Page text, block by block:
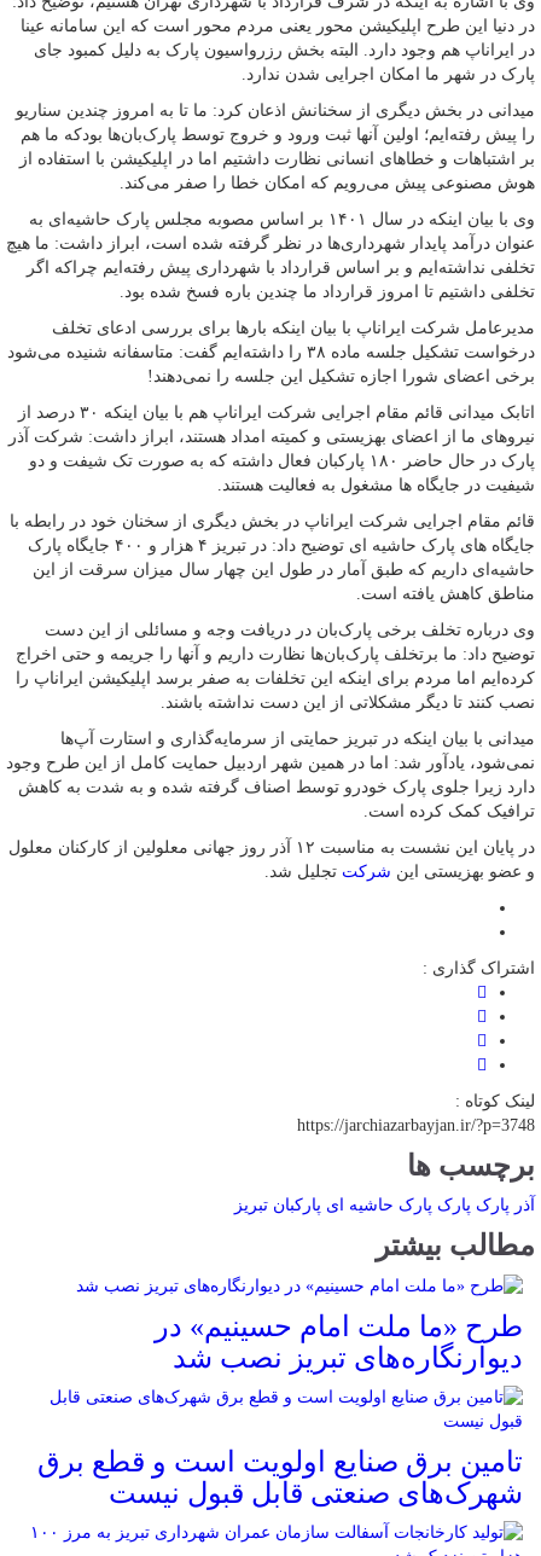
در دنیا این طرح اپلیکیشن محور یعنی مردم محور است که این سامانه عینا
در ایراناپ هم وجود دارد. البته بخش رزرواسیون پارک به دلیل کمبود جای
پارک در شهر ما امکان اجرایی شدن ندارد.
میدانی در بخش دیگری از سخنانش اذعان کرد: ما تا به امروز چندین سناریو
را پیش رفته‌ایم؛ اولین آنها ثبت ورود و خروج توسط پارک‌بان‌ها بودکه ما هم
بر اشتباهات و خطاهای انسانی نظارت داشتیم اما در اپلیکیشن با استفاده از
هوش مصنوعی پیش می‌رویم که امکان خطا را صفر می‌کند.
وی با بیان اینکه در سال ۱۴۰۱ بر اساس مصوبه مجلس پارک حاشیه‌ای به
عنوان درآمد پایدار شهرداری‌ها در نظر گرفته شده است، ابراز داشت: ما هیچ
تخلفی نداشته‌ایم و بر اساس قرارداد با شهرداری پیش رفته‌ایم چراکه اگر
تخلفی داشتیم تا امروز قرارداد ما چندین باره فسخ شده بود.
مدیرعامل شرکت ایراناپ با بیان اینکه بارها برای بررسی ادعای تخلف
درخواست تشکیل جلسه ماده ۳۸ را داشته‌ایم گفت: متاسفانه شنیده می‌شود
برخی اعضای شورا اجازه تشکیل این جلسه را نمی‌دهند!
اتابک میدانی قائم مقام اجرایی شرکت ایراناپ هم با بیان اینکه ۳۰ درصد از
نیروهای ما از اعضای بهزیستی و کمیته امداد هستند، ابراز داشت: شرکت آذر
پارک در حال حاضر ۱۸۰ پارکبان فعال داشته که به صورت تک شیفت و دو
شیفیت در جایگاه ها مشغول به فعالیت هستند.
قائم مقام اجرایی شرکت ایراناپ در بخش دیگری از سخنان خود در رابطه با
جایگاه های پارک حاشیه ای توضیح داد: در تبریز ۴ هزار و ۴۰۰ جایگاه پارک
حاشیه‌ای داریم که طبق آمار در طول این چهار سال میزان سرقت از این
مناطق کاهش یافته است.
وی درباره تخلف برخی پارک‌بان در دریافت وجه و مسائلی از این دست
توضیح داد: ما برتخلف پارک‌بان‌ها نظارت داریم و آنها را جریمه و حتی اخراج
کرده‌ایم اما مردم برای اینکه این تخلفات به صفر برسد اپلیکیشن ایراناپ را
نصب کنند تا دیگر مشکلاتی از این دست نداشته باشند.
میدانی با بیان اینکه در تبریز حمایتی از سرمایه‌گذاری و استارت آپ‌ها
نمی‌شود، یادآور شد: اما در همین شهر اردبیل حمایت کامل از این طرح وجود
دارد زیرا جلوی پارک خودرو توسط اصناف گرفته شده و به شدت به کاهش
ترافیک کمک کرده است.
در پایان این نشست به مناسبت ۱۲ آذر روز جهانی معلولین از کارکنان معلول
و عضو بهزیستی این شرکت تجلیل شد.
اشتراک گذاری :
لینک کوتاه :
https://jarchiazarbayjan.ir/?p=3748
برچسب ها
آذر پارک پارک پارک حاشیه ای پارکبان تبریز
مطالب بیشتر
طرح «ما ملت امام حسینیم» در
دیوارنگاره‌های تبریز نصب شد
تامین برق صنایع اولویت است و قطع برق
شهرک‌های صنعتی قابل قبول نیست